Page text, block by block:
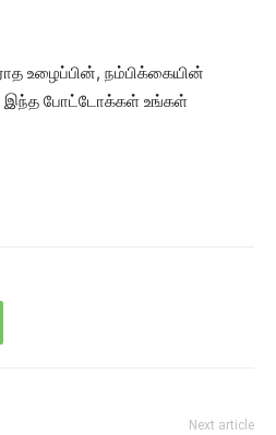
உழைப்பின், நம்பிக்கையின்
இந்த போட்டோக்கள் உங்கள்
Next article